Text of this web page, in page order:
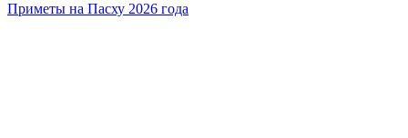
Приметы на Пасху 2026 года